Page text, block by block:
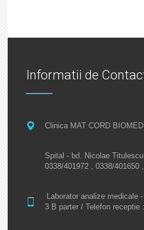
Informatii de
Clinica MAT CORD
Spital - bd. Nicolae
0338/401972 , 0338/401650
Laborator analize medicale
3 B parter / Telefon receptie